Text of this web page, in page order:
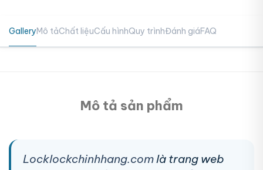
GalleryMô tảChất liệuCấu hìnhQuy trìnhĐánh giáFAQ
Mô tả sản phẩm
Locklockchinhhang.com là trang web